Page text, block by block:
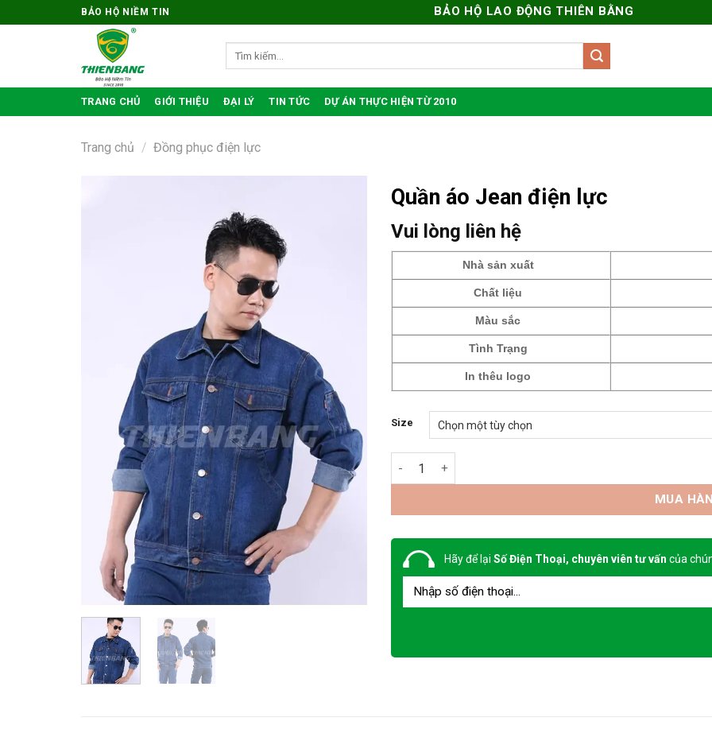
qua
BẢO HỘ NIỀM TIN BẢO HỘ LAO ĐỘNG THIÊN BẰNG
TRANG CHỦ GIỚI THIỆU ĐẠI LÝ TIN TỨC DỰ ÁN THỰC HIỆN TỪ 2010
Trang chủ / Đồng phục điện lực
Quần áo Jean điện lực
Vui lòng liên hệ
Nhà sản xuất
Chất liệu
Màu sắc
Tình Trạng
In thêu logo
Size
Quần áo Jean điện lực số lượng
MUA
Hãy để lại Số Điện Thoại, chuyên viên tư vấn của